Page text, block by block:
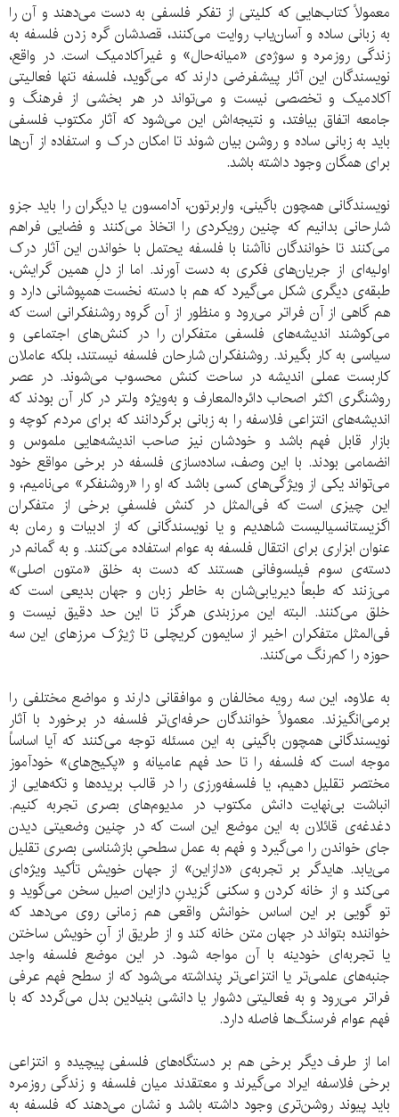
معمولاً کتاب‌هایی که کلیتی از تفکر فلسفی به دست می‌دهند و آن را
به زبانی ساده و آسان‌یاب روایت می‌کنند، قصدشان گره زدن فلسفه به
زندگی روزمره و سوژه‌ی «میانه‌حال» و غیرآکادمیک است. در واقع،
نویسندگان این آثار پیشفرضی دارند که می‌گوید، فلسفه تنها فعالیتی
آکادمیک و تخصصی نیست و می‌تواند در هر بخشی از فرهنگ و
جامعه اتفاق بیافتد، و نتیجه‌اش این می‌شود که آثار مکتوب فلسفی
باید به زبانی ساده و روشن بیان شوند تا امکان درک و استفاده از آن‌ها
برای همگان وجود داشته باشد.
نویسندگانی همچون باگینی، واربرتون، آدامسون یا دیگران را باید جزو
شارحانی بدانیم که چنین رویکردی را اتخاذ می‌کنند و فضایی فراهم
می‌کنند تا خوانندگان ناآشنا با فلسفه یحتمل با خواندن این آثار درک
اولیه‌ای از جریان‌های فکری به دست ‌آورند. اما از دلِ همین گرایش،
طبقه‌ی دیگری شکل می‌گیرد که هم با دسته‌ نخست همپوشانی دارد و
هم گاهی از آن فراتر می‌رود و منظور از آن گروه روشنفکرانی است که
می‌کوشند اندیشه‌های فلسفی متفکران را در کنش‌های اجتماعی و
سیاسی به کار بگیرند. روشنفکران شارحان فلسفه نیستند، بلکه عاملان
کاربست عملی اندیشه در ساحت کنش محسوب می‌شوند. در عصر
روشنگری اکثر اصحاب دائره‌المعارف و به‌ویژه ولتر در کار آن بودند که
اندیشه‌های انتزاعی فلاسفه را به زبانی برگردانند که برای مردم کوچه و
بازار قابل فهم باشد و خودشان نیز صاحب اندیشه‌هایی ملموس و
انضمامی بودند. با این وصف، ساده‌سازی فلسفه در برخی مواقع خود
می‌تواند یکی از ویژگی‌های کسی باشد که او را «روشنفکر» می‌نامیم، و
این چیزی است که فی‌المثل در کنش فلسفیِ برخی از متفکران
اگزیستانسیالیست شاهدیم و یا نویسندگانی که از ادبیات و رمان به
عنوان ابزاری برای انتقال فلسفه به عوام استفاده می‌کنند. و به گمانم در
دسته‌ی سوم فیلسوفانی هستند که دست به خلق «متون اصلی»
می‌زنند که طبعاً دیریابی‌شان به خاطر زبان و جهان بدیعی است که
خلق می‌کنند. البته این مرزبندی هرگز تا این حد دقیق نیست و
فی‌المثل متفکران اخیر از سایمون کریچلی تا ژیژک مرزهای این سه
حوزه را کم‌رنگ می‌کنند.
به علاوه، این سه رویه مخالفان و موافقانی دارند و مواضع مختلفی را
برمی‌انگیزند. معمولاً خوانندگان حرفه‌ای‌تر فلسفه در برخورد با آثار
نویسندگانی همچون باگینی به این مسئله توجه می‌کنند که آیا اساساً
موجه است که فلسفه را تا حد فهم عامیانه و «پکیج‌های» خودآموز
مختصر تقلیل دهیم، یا فلسفه‌ورزی را در قالب بریده‌ها و تکه‌هایی از
انباشت بی‌نهایت دانش مکتوب در مدیوم‌های بصری تجربه کنیم.
دغدغه‌ی قائلان به این موضع این است که در چنین وضعیتی دیدن
جای خواندن را می‌گیرد و فهم به عمل سطحیِ بازشناسی بصری تقلیل
می‌یابد. هایدگر بر تجربه‌ی «دازاین» از جهان خویش تأکید ویژه‌ای
می‌کند و از خانه کردن و سکنی گزیدنِ دازاین اصیل سخن می‌گوید و
تو گویی بر این اساس خوانش واقعی هم زمانی روی می‌دهد که
خواننده بتواند در جهان متن خانه کند و از طریق از آنِ خویش ساختن
یا تجربه‌ای خودینه با آن مواجه شود. در این موضع فلسفه واجد
جنبه‌های علمی‌تر یا انتزاعی‌تر پنداشته می‌شود که از سطح فهم عرفی
فراتر می‌رود و به فعالیتی دشوار یا دانشی بنیادین بدل می‌گردد که با
فهم عوام فرسنگ‌ها فاصله دارد.
اما از طرف دیگر برخی هم بر دستگاه‌های فلسفی پیچیده و انتزاعی
برخی فلاسفه ایراد می‌گیرند و معتقدند میان فلسفه و زندگی روزمره
باید پیوند روشن‌تری وجود داشته باشد و نشان می‌دهند که فلسفه به